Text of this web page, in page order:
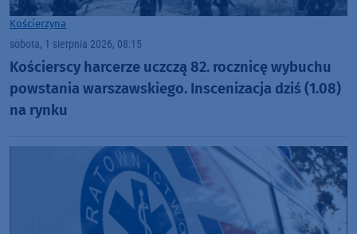
Kościerzyna
sobota, 1 sierpnia 2026, 08:15
Kościerscy harcerze uczczą 82. rocznicę wybuchu
powstania warszawskiego. Inscenizacja dziś (1.08)
na rynku